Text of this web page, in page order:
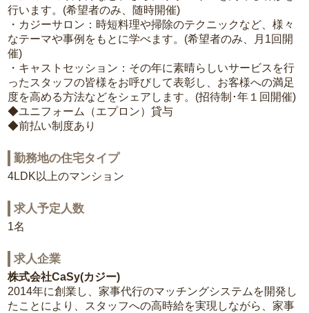
行います。(希望者のみ、随時開催)
・カジーサロン：時短料理や掃除のテクニックなど、様々
なテーマや事例をもとに学べます。(希望者のみ、月1回開
催)
・キャストセッション：その年に素晴らしいサービスを行
ったスタッフの皆様をお呼びして表彰し、お客様への満足
度を高める方法などをシェアします。(招待制･年１回開催)
◆ユニフォーム（エプロン）貸与
◆前払い制度あり
勤務地の住宅タイプ
4LDK以上のマンション
求人予定人数
1名
求人企業
株式会社CaSy(カジー)
2014年に創業し、家事代行のマッチングシステムを開発し
たことにより、スタッフへの高時給を実現しながら、家事